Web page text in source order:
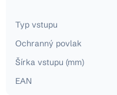
Typ vstupu
Ochranný povlak
Šírka vstupu (mm)
EAN